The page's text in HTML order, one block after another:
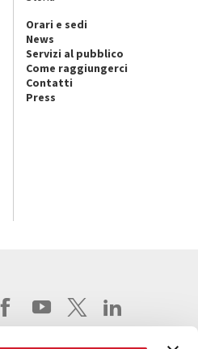
Orari e sedi
News
Servizi al pubblico
Come raggiungerci
Contatti
Press